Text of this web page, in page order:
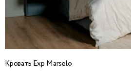
Кровать Exp Marselo